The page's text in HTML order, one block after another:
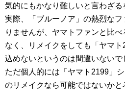
気的にもかなり難しいと言わざる
実際、「ブルーノア」の熱烈な
りませんが、ヤマトファンと比
なく、リメイクをしても「ヤマ
込めないというのは間違いないで
ただ個人的には「ヤマト2199」
のリメイクなら可能ではないかと